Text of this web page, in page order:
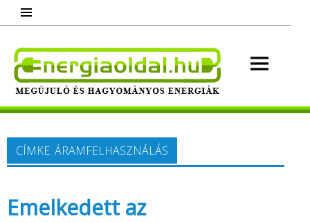
content
Megújuló és hagyományos energiák.
Minden, ami energia!
CÍMKE: ÁRAMFELHASZNÁLÁS
Emelkedett az